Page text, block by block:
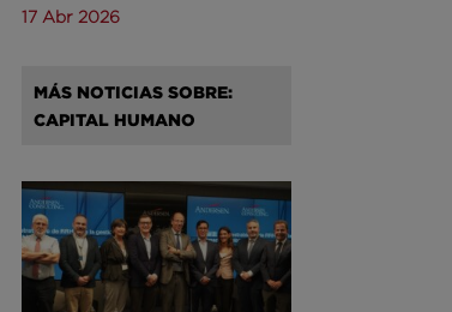
17 Abr 2026
MÁS NOTICIAS SOBRE:
CAPITAL HUMANO